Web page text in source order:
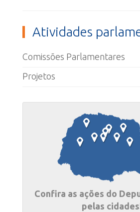
Atividades
Comissões Parlamentares
Projetos
Confira as ações do
pelas